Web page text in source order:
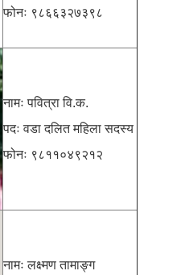
फोनः ९८६६३२७३९८
नामः पवित्रा वि.क.
पदः वडा दलित महिला सदस्य
फोनः ९८११०४९२१२
नामः लक्ष्मण तामाङ्ग